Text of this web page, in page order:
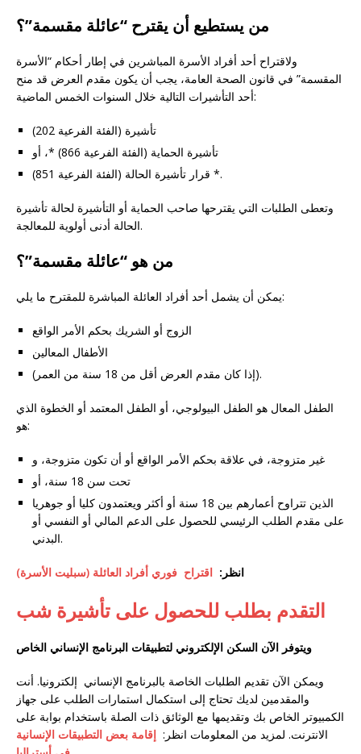
من يستطيع أن يقترح “عائلة مقسمة”؟
ولاقتراح أحد أفراد الأسرة المباشرين في إطار أحكام “الأسرة
المقسمة” في قانون الصحة العامة، يجب أن يكون مقدم العرض قد منح
أحد التأشيرات التالية خلال السنوات الخمس الماضية:
تأشيرة (الفئة الفرعية 202)
تأشيرة الحماية (الفئة الفرعية 866) *، أو
قرار تأشيرة الحالة (الفئة الفرعية 851) *.
وتعطى الطلبات التي يقترحها صاحب الحماية أو التأشيرة لحالة تأشيرة
الحالة أدنى أولوية للمعالجة.
من هو “عائلة مقسمة”؟
يمكن أن يشمل أحد أفراد العائلة المباشرة للمقترح ما يلي:
الزوج أو الشريك بحكم الأمر الواقع
الأطفال المعالين
(إذا كان مقدم العرض أقل من 18 سنة من العمر).
الطفل المعال هو الطفل البيولوجي، أو الطفل المعتمد أو الخطوة الذي
هو:
غير متزوجة، في علاقة بحكم الأمر الواقع أو أن تكون متزوجة، و
تحت سن 18 سنة، أو
الذين تتراوح أعمارهم بين 18 سنة أو أكثر ويعتمدون كليا أو جوهريا
على مقدم الطلب الرئيسي للحصول على الدعم المالي أو النفسي أو
البدني.
انظر: اقتراح فوري أفراد العائلة (سبليت الأسرة)
التقدم بطلب للحصول على تأشيرة شب
ويتوفر الآن السكن الإلكتروني لتطبيقات البرنامج الإنساني الخاص
ويمكن الآن تقديم الطلبات الخاصة بالبرنامج الإنساني إلكترونيا. أنت
والمقدمين لديك تحتاج إلى استكمال استمارات الطلب على جهاز
الكمبيوتر الخاص بك وتقديمها مع الوثائق ذات الصلة باستخدام بوابة على
الانترنت. لمزيد من المعلومات انظر: إقامة بعض التطبيقات الإنسانية